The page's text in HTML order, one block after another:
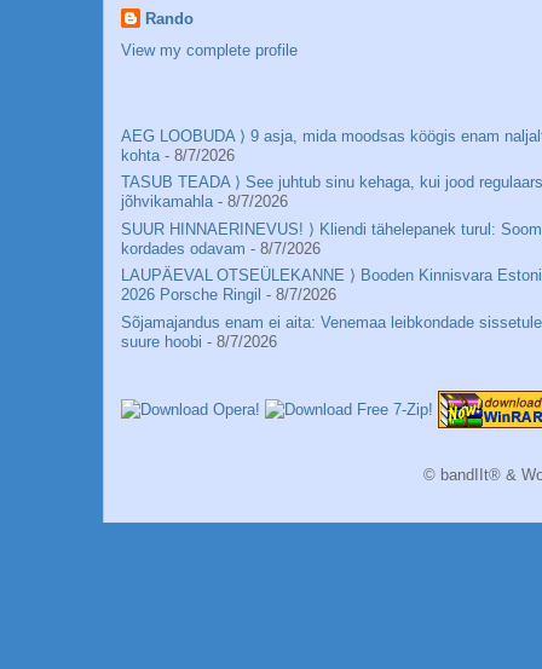
Rando
View my complete profile
AEG LOOBUDA ⟩ 9 asja, mida moodsas köögis enam
kohta - 8/7/2026
TASUB TEADA ⟩ See juhtub sinu kehaga, kui jood
jõhvikamahla- 8/7/2026
SUUR HINNAERINEVUS! ⟩ Kliendi tähelepanek turul:
kordades odavam - 8/7/2026
LAUPÄEVAL OTSEÜLEKANNE ⟩ Booden Kinnisvara
2026 Porsche Ringil - 8/7/2026
Sõjamajandus enam ei aita: Venemaa leibkondade
suure hoobi - 8/7/2026
© bandIIt® &